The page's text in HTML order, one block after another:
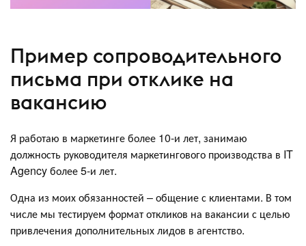
Пример сопроводительного
письма при отклике на
вакансию
Я работаю в маркетинге более 10-и лет, занимаю
должность руководителя маркетингового производства в IT
Agency более 5-и лет.
Одна из моих обязанностей – общение с клиентами. В том
числе мы тестируем формат откликов на вакансии с целью
привлечения дополнительных лидов в агентство.